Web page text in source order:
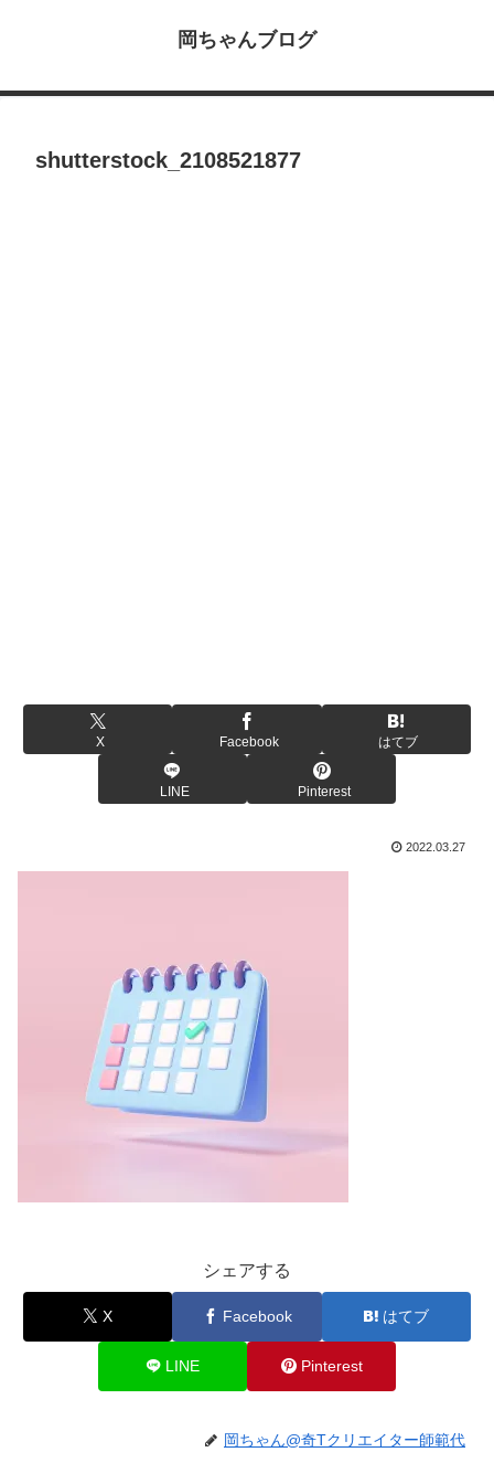
岡ちゃんブログ
shutterstock_2108521877
X Facebook はてブ
LINE Pinterest
2022.03.27
シェアする
X Facebook はてブ
LINE Pinterest
岡ちゃん@奇Tクリエイター師範代